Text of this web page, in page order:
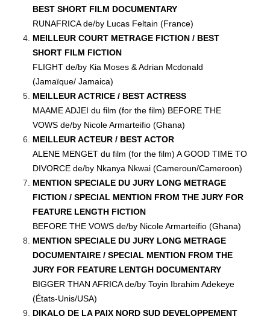
BEST SHORT FILM DOCUMENTARY
RUNAFRICA de/by Lucas Feltain (France)
MEILLEUR COURT METRAGE FICTION / BEST
SHORT FILM FICTION
FLIGHT de/by Kia Moses & Adrian Mcdonald
(Jamaïque/ Jamaica)
MEILLEUR ACTRICE / BEST ACTRESS
MAAME ADJEI du film (for the film) BEFORE THE
VOWS de/by Nicole Armarteifio (Ghana)
MEILLEUR ACTEUR / BEST ACTOR
ALENE MENGET du film (for the film) A GOOD TIME TO
DIVORCE de/by Nkanya Nkwai (Cameroun/Cameroon)
MENTION SPECIALE DU JURY LONG METRAGE
FICTION / SPECIAL MENTION FROM THE JURY FOR
FEATURE LENGTH FICTION
BEFORE THE VOWS de/by Nicole Armarteifio (Ghana)
MENTION SPECIALE DU JURY LONG METRAGE
DOCUMENTAIRE / SPECIAL MENTION FROM THE
JURY FOR FEATURE LENTGH DOCUMENTARY
BIGGER THAN AFRICA de/by Toyin Ibrahim Adekeye
(États-Unis/USA)
DIKALO DE LA PAIX NORD SUD DEVELOPPEMENT